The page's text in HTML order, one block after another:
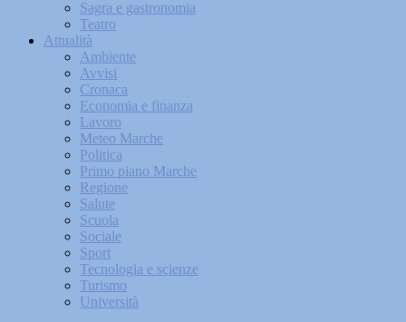
Sagra e gastronomia
Teatro
Attualità
Ambiente
Avvisi
Cronaca
Economia e finanza
Lavoro
Meteo Marche
Politica
Primo piano Marche
Regione
Salute
Scuola
Sociale
Sport
Tecnologia e scienze
Turismo
Università